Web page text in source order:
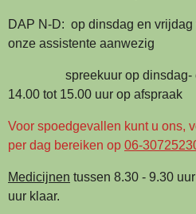
DAP N-D: op dinsdag en vrijdag
onze assistente aanwezig
spreekuur op dinsdag- en
14.00 tot 15.00 uur op afspraak
Voor spoedgevallen kunt u ons,
per dag bereiken op 06-
Medicijnen tussen 8.30 - 9.30
uur klaar.